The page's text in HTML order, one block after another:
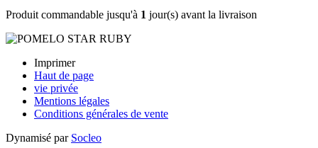
Produit commandable jusqu'à 1 jour(s) avant la livraison
Imprimer
Haut de page
vie privée
Mentions légales
Conditions générales de vente
Dynamisé par Socleo